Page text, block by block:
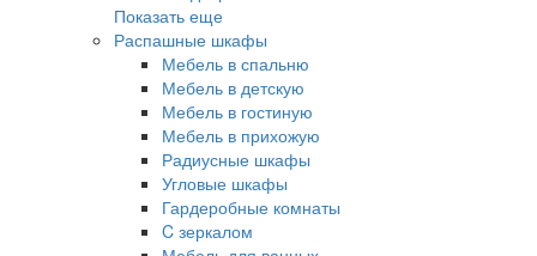
Показать еще
Распашные шкафы
Мебель в спальню
Мебель в детскую
Мебель в гостиную
Мебель в прихожую
Радиусные шкафы
Угловые шкафы
Гардеробные комнаты
C зеркалом